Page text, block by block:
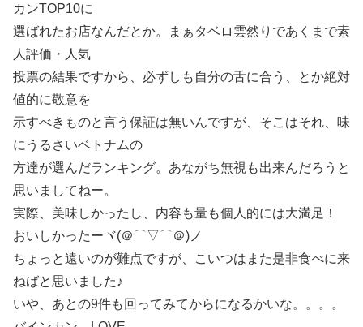
カンTOP10に
選ばれたお店なんだとか。まぁタベロ雲然りであくまで素
人評価・人気
投票の結果ですから、必ずしも自分の舌に合う、とか絶対
値的に敬意を
示すべきものと言う保証は無いんですが、そこはそれ、味
にうるさいベトナムの
方達が選んだランキング。あながち無視も出来んだろうと
思いましてねー。
実際、美味しかったし、内容も量も個人的には大満足！
おいしかったーヾ(＠⌒▽⌒＠)ノ
ちょっと遠いのが難点ですが、こいつはまた是非食べに来
ねばと思いました♪
いや、あとの9件も回ってみてからになるかいな。。。。